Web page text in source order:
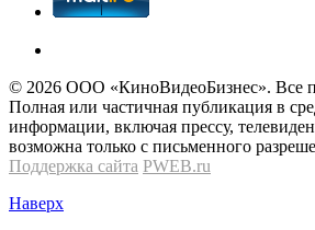
© 2026 OOО «КиноВидеоБизнес». Все
Полная или частичная публикация в
информации, включая прессу,
возможна только с письменного
Поддержка сайта PWEB.ru
Наверх